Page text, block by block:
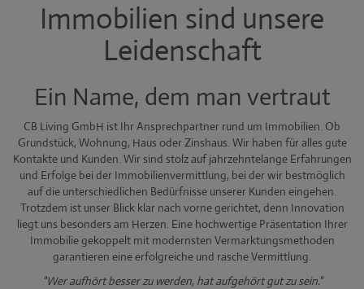
Immobilien sind unsere
Leidenschaft
Ein Name, dem man vertraut
CB Living GmbH ist Ihr Ansprechpartner rund um Immobilien. Ob
Grundstück, Wohnung, Haus oder Zinshaus. Wir haben für alles gute
Kontakte und Kunden. Wir sind stolz auf jahrzehntelange Erfahrungen
und Erfolge bei der Immobilienvermittlung, bei der wir bestmöglich
auf die unterschiedlichen Bedürfnisse unserer Kunden eingehen.
Trotzdem ist unser Blick klar nach vorne gerichtet, denn Innovation
liegt uns besonders am Herzen. Eine hochwertige Präsentation Ihrer
Immobilie gekoppelt mit modernsten Vermarktungsmethoden
garantieren eine erfolgreiche und rasche Vermittlung.
"Wer aufhört besser zu werden, hat aufgehört gut zu sein."